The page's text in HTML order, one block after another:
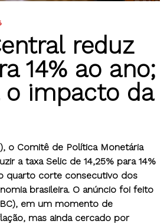
reduz
14% ao ano;
o impacto da
o Comitê de Política Monetária
a taxa Selic de 14,25% para 14%
quarto corte consecutivo dos
brasileira. O anúncio foi feito
em um momento de
mas ainda cercado por